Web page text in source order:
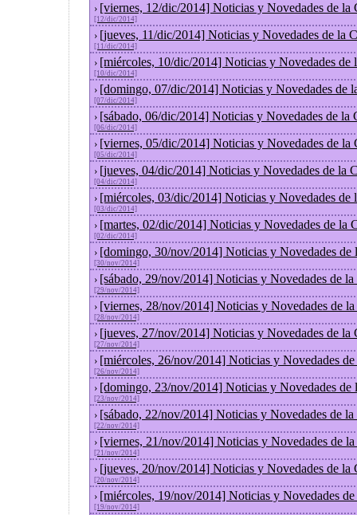
› [viernes, 12/dic/2014] Noticias y Novedades de la
[12/dic/2014]
› [jueves, 11/dic/2014] Noticias y Novedades de la
[11/dic/2014]
› [miércoles, 10/dic/2014] Noticias y Novedades de
[10/dic/2014]
› [domingo, 07/dic/2014] Noticias y Novedades de
[07/dic/2014]
› [sábado, 06/dic/2014] Noticias y Novedades de la
[06/dic/2014]
› [viernes, 05/dic/2014] Noticias y Novedades de la
[05/dic/2014]
› [jueves, 04/dic/2014] Noticias y Novedades de la
[04/dic/2014]
› [miércoles, 03/dic/2014] Noticias y Novedades de
[03/dic/2014]
› [martes, 02/dic/2014] Noticias y Novedades de la
[02/dic/2014]
› [domingo, 30/nov/2014] Noticias y Novedades de
[30/nov/2014]
› [sábado, 29/nov/2014] Noticias y Novedades de
[29/nov/2014]
› [viernes, 28/nov/2014] Noticias y Novedades de
[28/nov/2014]
› [jueves, 27/nov/2014] Noticias y Novedades de la
[27/nov/2014]
› [miércoles, 26/nov/2014] Noticias y Novedades
[26/nov/2014]
› [domingo, 23/nov/2014] Noticias y Novedades de
[23/nov/2014]
› [sábado, 22/nov/2014] Noticias y Novedades de
[22/nov/2014]
› [viernes, 21/nov/2014] Noticias y Novedades de
[21/nov/2014]
› [jueves, 20/nov/2014] Noticias y Novedades de la
[20/nov/2014]
› [miércoles, 19/nov/2014] Noticias y Novedades
[19/nov/2014]